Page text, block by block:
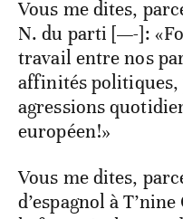
Vous me dites,
N. du parti [—-]:
travail entre nos
affinités
agressions
européen!»
Vous me dites,
d’espagnol à